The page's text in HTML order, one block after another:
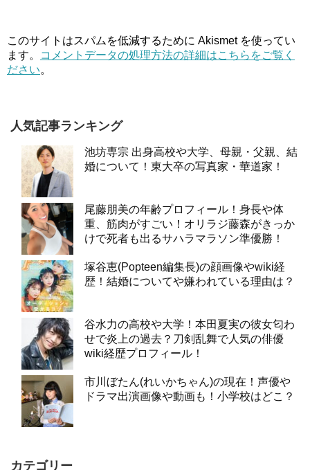
このサイトはスパムを低減するために Akismet を使ってい
ます。
コメントデータの処理方法の詳細はこちらをご覧く
ださい。
人気記事ランキング
池坊専宗 出身高校や大学、母親・父親、結
婚について！東大卒の写真家・華道家！
尾藤朋美の年齢プロフィール！身長や体
重、筋肉がすごい！オリラジ藤森がきっか
けで死者も出るサハラマラソン準優勝！
塚谷恵(Popteen編集長)の顔画像やwiki経
歴！結婚についてや嫌われている理由は？
谷水力の高校や大学！本田夏実の彼女匂わ
せで炎上の過去？刀剣乱舞で人気の俳優
wiki経歴プロフィール！
市川ぼたん(れいかちゃん)の現在！声優や
ドラマ出演画像や動画も！小学校はどこ？
カテゴリー